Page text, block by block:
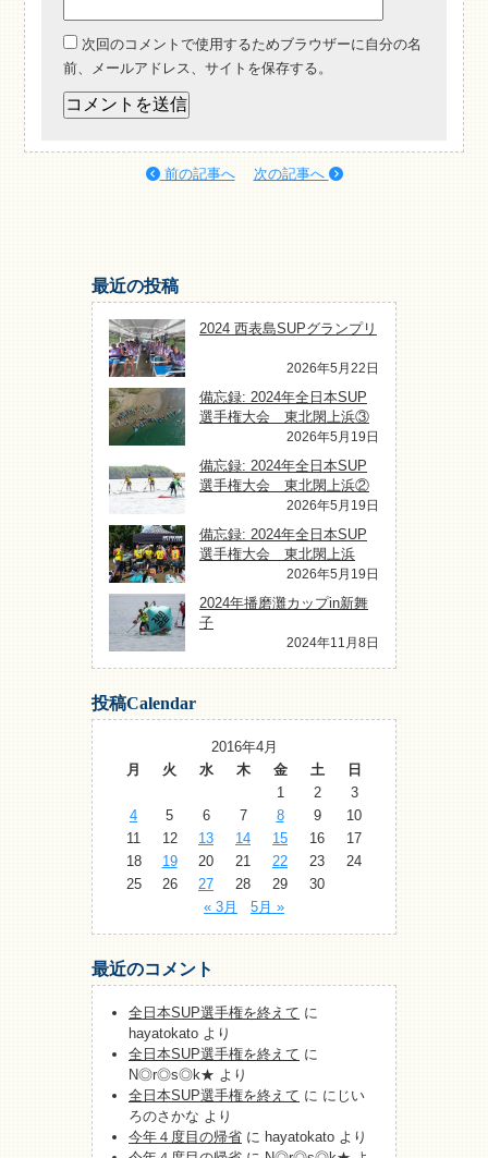
次回のコメントで使用するためブラウザーに自分の名
前、メールアドレス、サイトを保存する。
前の記事へ 次の記事へ
最近の投稿
2024 西表島SUPグランプリ
2026年5月22日
備忘録: 2024年全日本SUP
選手権大会 東北閖上浜③
2026年5月19日
備忘録: 2024年全日本SUP
選手権大会 東北閖上浜②
2026年5月19日
備忘録: 2024年全日本SUP
選手権大会 東北閖上浜
2026年5月19日
2024年播磨灘カップin新舞
子
2024年11月8日
投稿Calendar
2016年4月
月
火 水 木 金 土
日
1
2
3
4
5 6 7 8 9
10
11
12 13 14 15 16
17
18
19 20 21 22 23
24
25
26 27 28 29
30
« 3月
5月 »
最近のコメント
全日本SUP選手権を終えて に
hayatokato より
全日本SUP選手権を終えて に
N◎r◎s◎k★ より
全日本SUP選手権を終えて に にじい
ろのさかな より
今年４度目の帰省 に hayatokato より